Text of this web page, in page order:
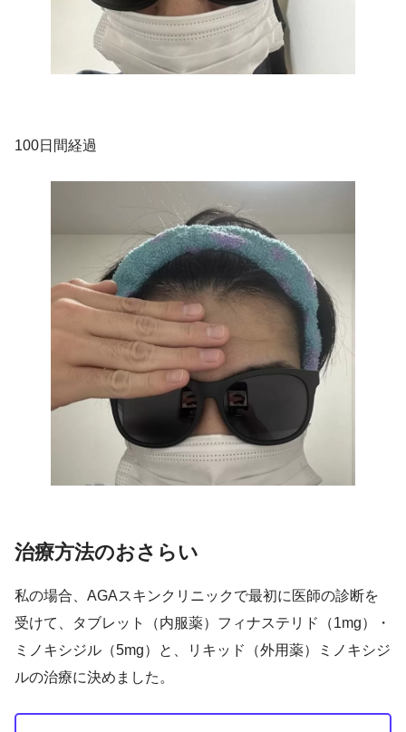
100日間経過
治療方法のおさらい
私の場合、AGAスキンクリニックで最初に医師の診断を
受けて、タブレット（内服薬）フィナステリド（1mg）・
ミノキシジル（5mg）と、リキッド（外用薬）ミノキシジ
ルの治療に決めました。